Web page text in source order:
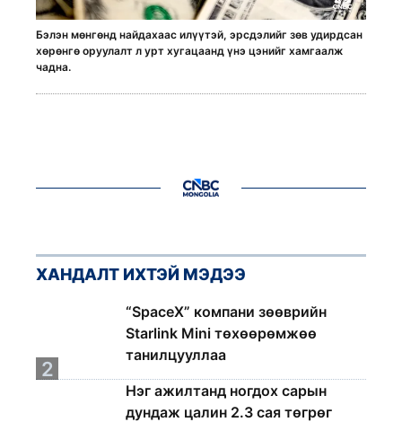
Бэлэн мөнгөнд найдахаас илүүтэй, эрсдэлийг зөв удирдсан
хөрөнгө оруулалт л урт хугацаанд үнэ цэнийг хамгаалж
чадна.
ХАНДАЛТ ИХТЭЙ МЭДЭЭ
“SpaceX” компани зөөврийн
Starlink Mini төхөөрөмжөө
танилцууллаа
2
Нэг ажилтанд ногдох сарын
дундаж цалин 2.3 сая төгрөг